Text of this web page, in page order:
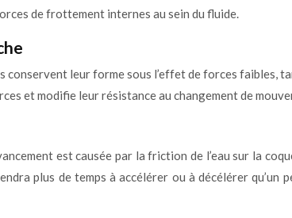
de frottement internes au sein du fluide.
leur forme sous l’effet de forces faibles,
et modifie leur résistance au changement de
est causée par la friction de l’eau sur la
plus de temps à accélérer ou à décélérer